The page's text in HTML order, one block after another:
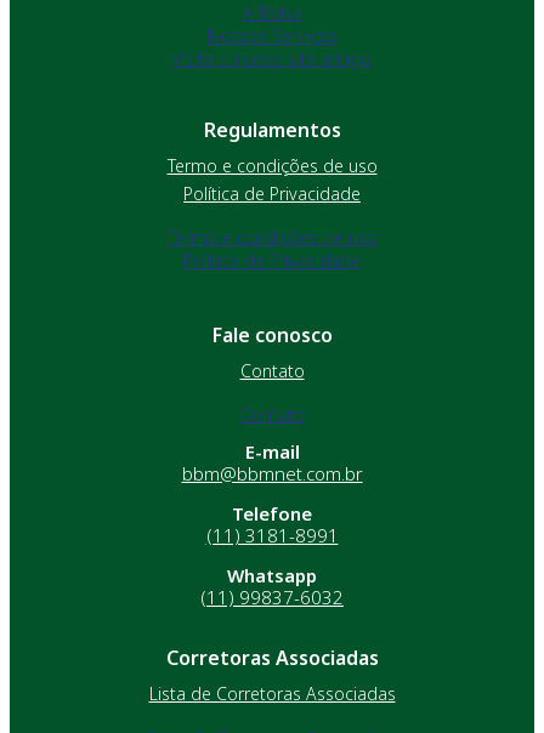
A Bolsa
Nossos Serviços
Visite o nosso site antigo
Regulamentos
Termo e condições de uso
Política de Privacidade
Termo e condições de uso
Política de Privacidade
Fale conosco
Contato
Contato
E-mail
bbm@bbmnet.com.br
Telefone
(11) 3181-8991
Whatsapp
(11) 99837-6032
Corretoras Associadas
Lista de Corretoras Associadas